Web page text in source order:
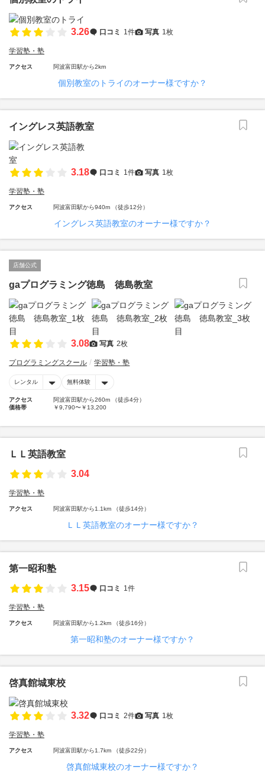
3.26 口コミ 1件 写真 1枚
学習塾・塾
アクセス 阿波富田駅から2km
個別教室のトライのオーナー様ですか？
イングレス英語教室
3.18 口コミ 1件 写真 1枚
学習塾・塾
アクセス 阿波富田駅から940m （徒歩12分）
イングレス英語教室のオーナー様ですか？
店舗公式
gaプログラミング徳島 徳島教室
3.08 写真 2枚
プログラミングスクール 学習塾・塾
レンタル 無料体験
アクセス
阿波富田駅から260m （徒歩4分）
価格帯
￥9,790〜￥13,200
ＬＬ英語教室
3.04
学習塾・塾
アクセス 阿波富田駅から1.1km （徒歩14分）
ＬＬ英語教室のオーナー様ですか？
第一昭和塾
3.15
口コミ 1件
学習塾・塾
アクセス 阿波富田駅から1.2km （徒歩16分）
第一昭和塾のオーナー様ですか？
啓真館城東校
3.32 口コミ 2件 写真 1枚
学習塾・塾
アクセス 阿波富田駅から1.7km （徒歩22分）
啓真館城東校のオーナー様ですか？